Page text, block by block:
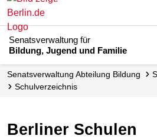
Senatsverwaltung für
Bildung, Jugend und Familie
Senats­verwaltung Abteilung Bildung
Schul­verzeichnis
Berliner Schulen